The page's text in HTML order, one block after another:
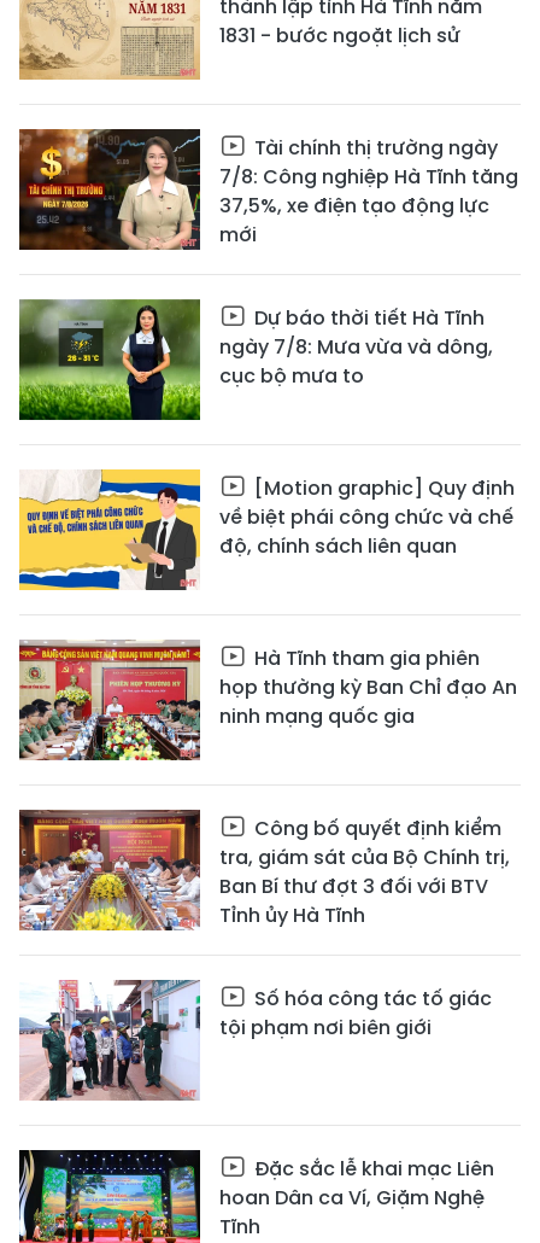
thành lập tỉnh Hà Tĩnh năm
1831 - bước ngoặt lịch sử
Tài chính thị trường ngày
7/8: Công nghiệp Hà Tĩnh tăng
37,5%, xe điện tạo động lực
mới
Dự báo thời tiết Hà Tĩnh
ngày 7/8: Mưa vừa và dông,
cục bộ mưa to
[Motion graphic] Quy định
về biệt phái công chức và chế
độ, chính sách liên quan
Hà Tĩnh tham gia phiên
họp thường kỳ Ban Chỉ đạo An
ninh mạng quốc gia
Công bố quyết định kiểm
tra, giám sát của Bộ Chính trị,
Ban Bí thư đợt 3 đối với BTV
Tỉnh ủy Hà Tĩnh
Số hóa công tác tố giác
tội phạm nơi biên giới
Đặc sắc lễ khai mạc Liên
hoan Dân ca Ví, Giặm Nghệ
Tĩnh